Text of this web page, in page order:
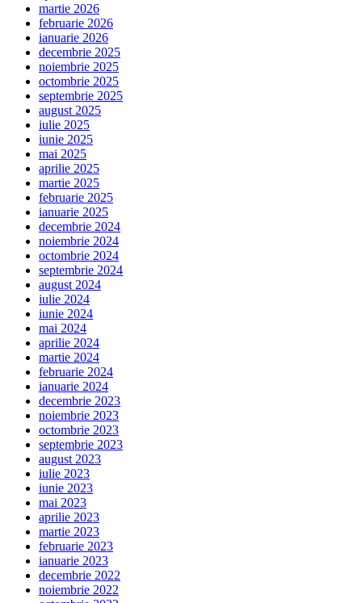
martie 2026
februarie 2026
ianuarie 2026
decembrie 2025
noiembrie 2025
octombrie 2025
septembrie 2025
august 2025
iulie 2025
iunie 2025
mai 2025
aprilie 2025
martie 2025
februarie 2025
ianuarie 2025
decembrie 2024
noiembrie 2024
octombrie 2024
septembrie 2024
august 2024
iulie 2024
iunie 2024
mai 2024
aprilie 2024
martie 2024
februarie 2024
ianuarie 2024
decembrie 2023
noiembrie 2023
octombrie 2023
septembrie 2023
august 2023
iulie 2023
iunie 2023
mai 2023
aprilie 2023
martie 2023
februarie 2023
ianuarie 2023
decembrie 2022
noiembrie 2022